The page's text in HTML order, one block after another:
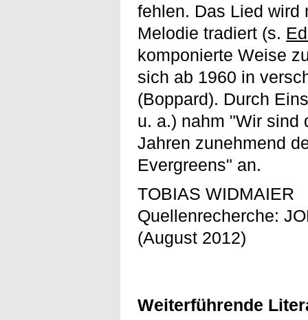
fehlen. Das Lied wird
Melodie tradiert (s.
komponierte Weise
sich ab 1960 in
(Boppard). Durch
u. a.) nahm "Wir sind
Jahren zunehmend
Evergreens" an.
TOBIAS WIDMAIER
Quellenrecherche:
(August 2012)
Weiterführende